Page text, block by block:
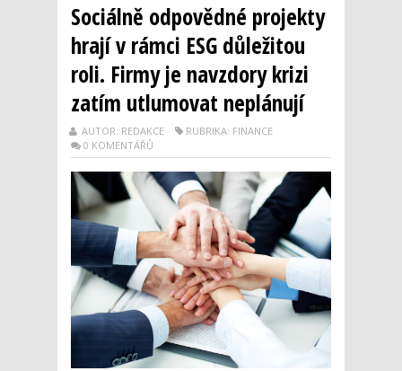
Sociálně odpovědné projekty
hrají v rámci ESG důležitou
roli. Firmy je navzdory krizi
zatím utlumovat neplánují
AUTOR: REDAKCE
RUBRIKA: FINANCE
0 KOMENTÁŘŮ